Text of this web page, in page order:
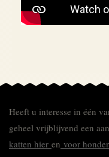
Heeft u interesse in één
geheel vrijblijvend een
katten hier en voor